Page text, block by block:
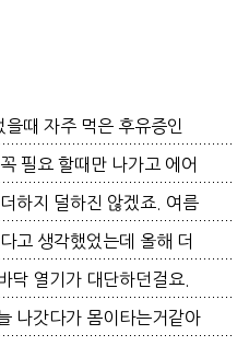
때 자주 먹은 후유증인
니다 ㅠㅠㅠㅠ
필요 할때만 나가고 에어
고 있네요 이렇게 에어컨
라 갈 것이고 전력은 더
게요 이제는 변압기 과부
기도 합니다
하지 덜하진 않겠죠. 여름
워요.ㅎ 겨울엔 추움 옷
되는데 ..여름은 집을나가
퍼부움 좋겠네요.
고 생각했었는데 올해 더
이 안되네요. 제발 비가 쏟
어요.
닥 열기가 대단하던걸요.
서 또다시 지상으로 올라와
나갓다가 몸이타는거같아